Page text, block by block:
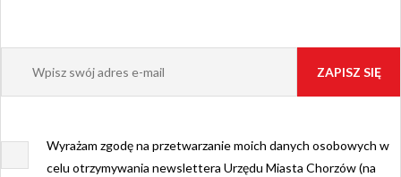
Wyrażam zgodę na przetwarzanie moich danych osobowych w
celu otrzymywania newslettera Urzędu Miasta Chorzów (na